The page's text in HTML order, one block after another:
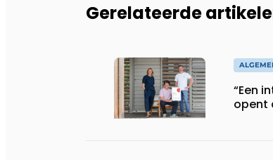
Gerelateerde
“Een
opent